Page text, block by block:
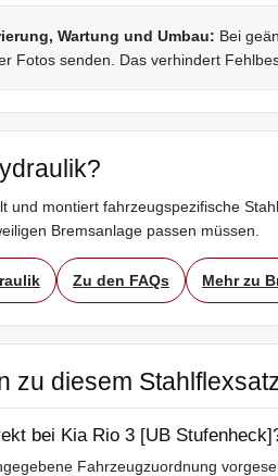
Wartung und Umbau: Bei
Fotos senden. Das verhindert
und montiert fahrzeugspezifische
Bremsanlage passen müssen.
Zu den FAQs Mehr zu
zu diesem
bei Kia Rio 3 [UB
Fahrzeugzuordnung